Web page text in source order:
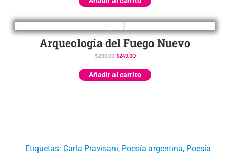
Arqueología del Fuego Nuevo
$299.00 $249.00
Añadir al carrito
Etiquetas: Carla Pravisani, Poesía argentina, Poesía